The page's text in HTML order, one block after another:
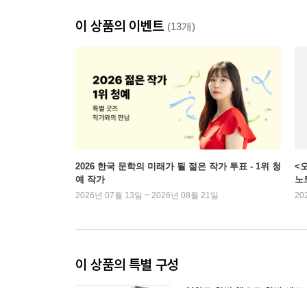
이 상품의 이벤트 (13개)
2026 한국 문학의 미래가 될 젊은 작가 투표 - 1위 청
예 작가
2026년 07월 13일 ~ 2026년 08월 21일
<
노
이 상품의 특별 구성